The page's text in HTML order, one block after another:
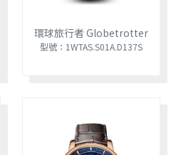
環球旅行者 Globetrotter
型號：1WTAS.S01A.D137S